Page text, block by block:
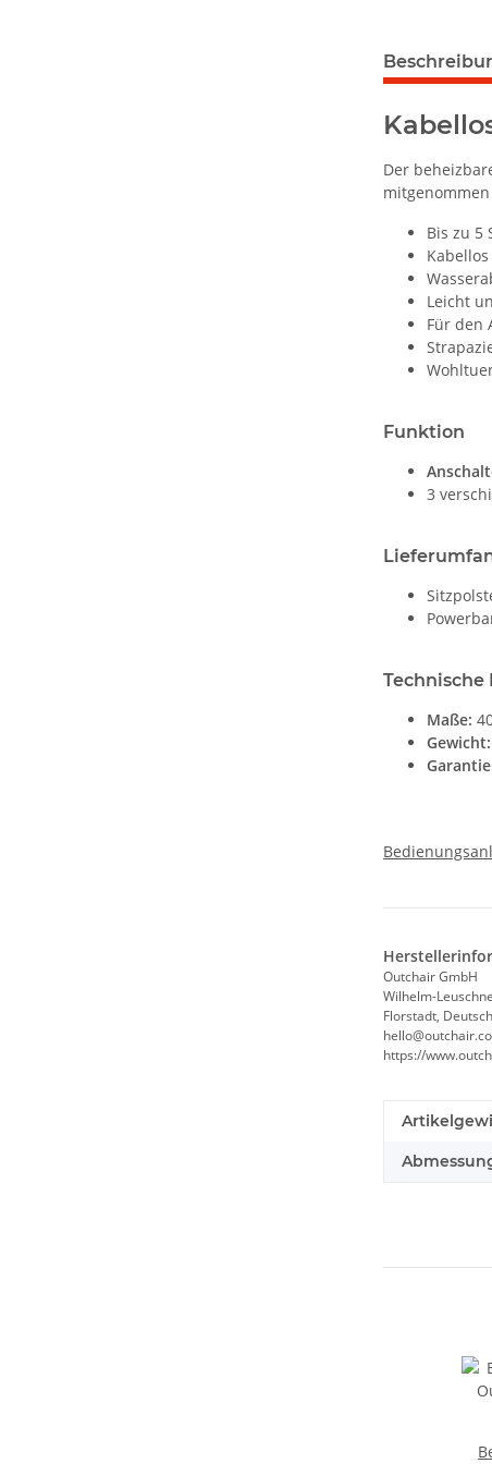
Der
Bis zu 5
Leicht
Für den
Funktion
3
Technische
Maße:
Gewicht:
Outchair GmbH
Wilhelm-
Florstadt,
https://